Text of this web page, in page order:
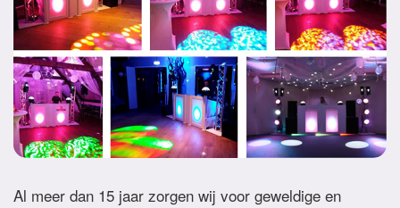
Al meer dan 15 jaar zorgen wij voor geweldige en